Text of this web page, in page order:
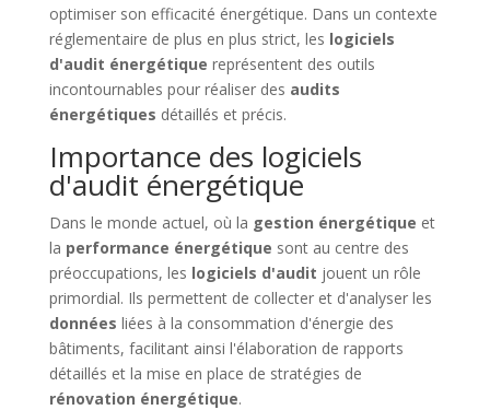
optimiser son efficacité énergétique. Dans un contexte
réglementaire de plus en plus strict, les logiciels
d'audit énergétique représentent des outils
incontournables pour réaliser des audits
énergétiques détaillés et précis.
Importance des logiciels
d'audit énergétique
Dans le monde actuel, où la gestion énergétique et
la performance énergétique sont au centre des
préoccupations, les logiciels d'audit jouent un rôle
primordial. Ils permettent de collecter et d'analyser les
données liées à la consommation d'énergie des
bâtiments, facilitant ainsi l'élaboration de rapports
détaillés et la mise en place de stratégies de
rénovation énergétique.